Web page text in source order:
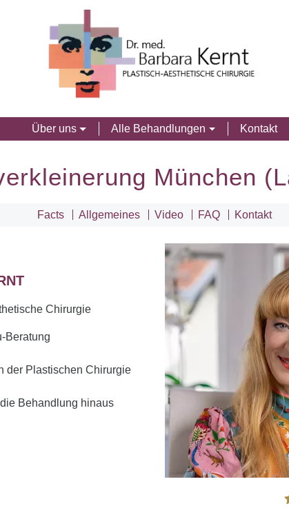
Über uns Alle Behandlungen Kontakt
München
Facts Allgemeines Video FAQ Kontakt
Chirurgie
Beratung
der Plastischen Chirurgie
Behandlung hinaus